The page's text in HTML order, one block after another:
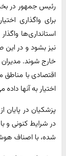
رئیس جمهور در
برای واگذاری
استانداری‌ها
نیز بشود و در
خارج شوند.
اقتصادی با مناطق
اختیار به آنها
پزشکیان در
در شرایط کنونی و
شده، با اصناف